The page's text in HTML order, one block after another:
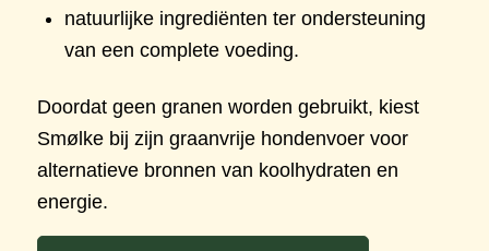
natuurlijke ingrediënten ter ondersteuning
van een complete voeding.
Doordat geen granen worden gebruikt, kiest
Smølke bij zijn graanvrije hondenvoer voor
alternatieve bronnen van koolhydraten en
energie.